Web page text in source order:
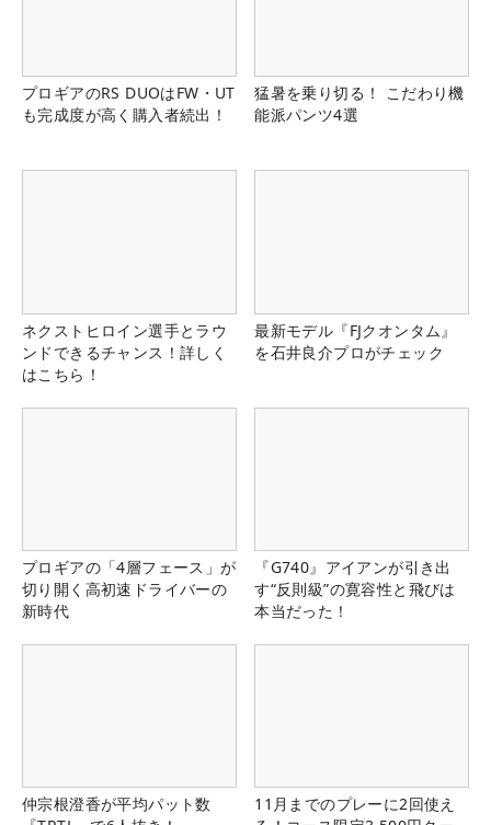
プロギアのRS DUOはFW・UT
も完成度が高く購入者続出！
猛暑を乗り切る！ こだわり機
能派パンツ4選
ネクストヒロイン選手とラウ
ンドできるチャンス！詳しく
はこちら！
最新モデル『FJクオンタム』
を石井良介プロがチェック
プロギアの「4層フェース」が
切り開く高初速ドライバーの
新時代
『G740』アイアンが引き出
す“反則級”の寛容性と飛びは
本当だった！
仲宗根澄香が平均パット数
11月までのプレーに2回使え